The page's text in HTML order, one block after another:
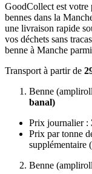
GoodCollect est votre
bennes dans la
une livraison rapide
vos déchets sans
benne à Manche
Transport à partir de
Benne
banal)
Prix journalier :
Prix par tonne
supplémentaire
Benne